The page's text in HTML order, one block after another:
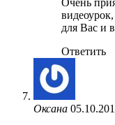
для Вас и
Ответить
Оксана